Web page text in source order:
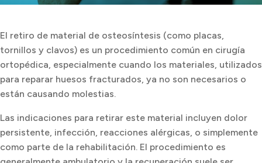
El retiro de material de osteosíntesis (como placas,
tornillos y clavos) es un procedimiento común en cirugía
ortopédica, especialmente cuando los materiales, utilizados
para reparar huesos fracturados, ya no son necesarios o
están causando molestias.
Las indicaciones para retirar este material incluyen dolor
persistente, infección, reacciones alérgicas, o simplemente
como parte de la rehabilitación. El procedimiento es